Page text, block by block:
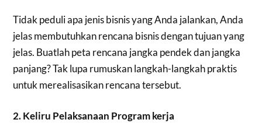
Tidak peduli apa jenis bisnis yang Anda jalankan, Anda
jelas membutuhkan rencana bisnis dengan tujuan yang
jelas. Buatlah peta rencana jangka pendek dan jangka
panjang? Tak lupa rumuskan langkah-langkah praktis
untuk merealisasikan rencana tersebut.
2. Keliru Pelaksanaan Program kerja